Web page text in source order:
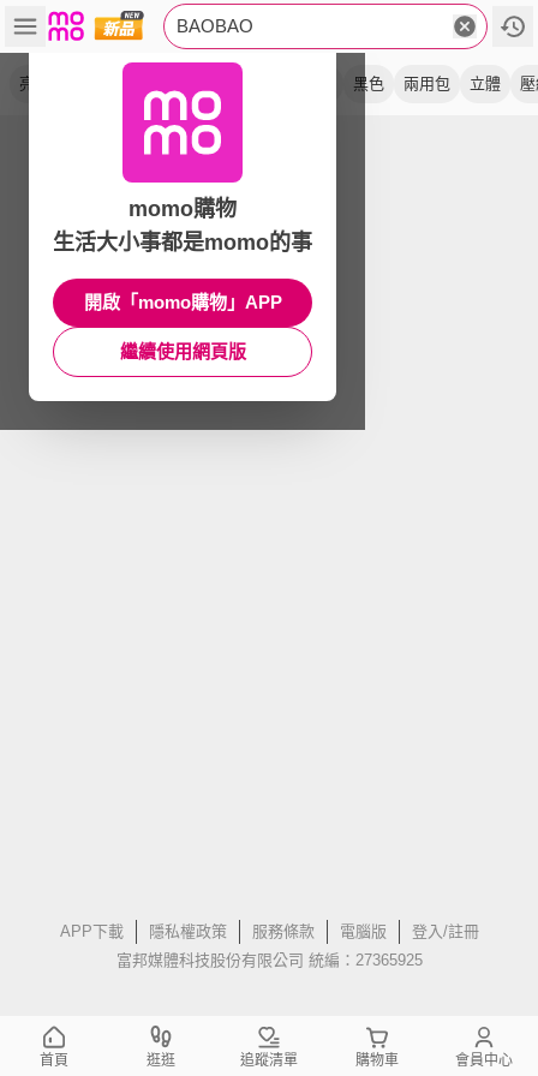
BAOBAO
亮面 黑色 兩用包 立體
APP下載 隱私權政策 服務條款 電腦版
登入/註冊
富邦媒體科技股份有限公司 統編：27365925
momo購物
生活大小事都是momo的事
開啟「momo購物」APP
繼續使用網頁版
首頁 逛逛 追蹤清單 購物車 會員中心